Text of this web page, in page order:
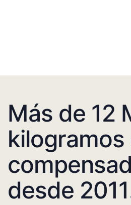
Más de 12
kilogramos
desde